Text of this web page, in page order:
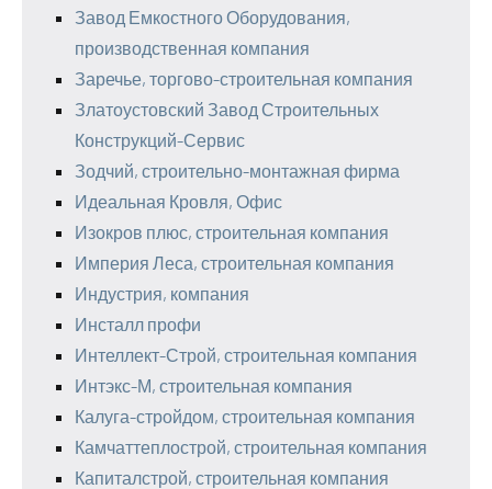
Завод Емкостного Оборудования,
производственная компания
Заречье, торгово-строительная компания
Златоустовский Завод Строительных
Конструкций-Сервис
Зодчий, строительно-монтажная фирма
Идеальная Кровля, Офис
Изокров плюс, строительная компания
Империя Леса, строительная компания
Индустрия, компания
Инсталл профи
Интеллект-Строй, строительная компания
Интэкс-М, строительная компания
Калуга-стройдом, строительная компания
Камчаттеплострой, строительная компания
Капиталстрой, строительная компания